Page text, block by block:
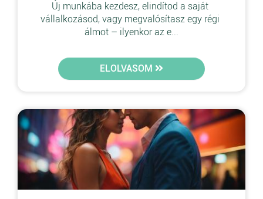
Új munkába kezdesz, elindítod a saját
vállalkozásod, vagy megvalósítasz egy régi
álmot – ilyenkor az e...
ELOLVASOM